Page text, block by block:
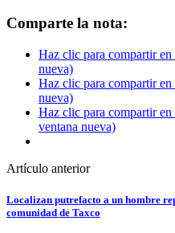
Comparte la nota:
Haz clic para compartir en
nueva)
Haz clic para compartir
nueva)
Haz clic para compartir
ventana nueva)
Artículo anterior
Localizan putrefacto a un hombre
comunidad de Taxco